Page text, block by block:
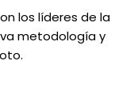
los líderes de la
metodología y